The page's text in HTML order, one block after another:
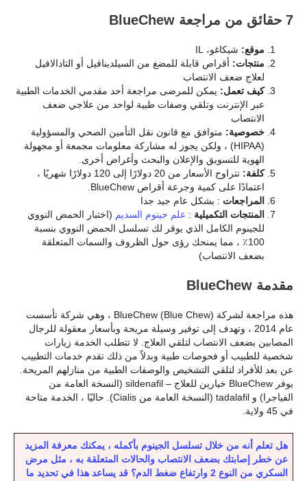
7 حقائق من مراجعة BlueChew
موقع: شيكاغو، IL
منتجات: أقراص قابلة للمضغ من السيلدينافيل أو التادالافيل
لعلاج ضعف الانتصاب
كيف تعمل: يمكن للمرضى مراجعة أحد مقدمي الخدمات الطبية
عبر الإنترنت وتلقي وصفات طبية لواحد من علاجي ضعف
الانتصاب
خصوصية: متوافق مع قانون نقل التأمين الصحي والمسؤولية
(HIPAA) ، ولكن يجوز له مشاركة معلومات مجمعة أو مجهولة
الهوية للتسويق والإعلان والبحث وأغراض أخرى.
كلفة:
تتراوح الأسعار من 20 دولارًا إلى 120 دولارًا شهريًا ،
اعتمادًا على كمية وجرعة أقراص BlueChew.
المراجعات : بشكل عام جيد جدا
المنتجات التكميلية : علم جينوم السديم (اختبار الحمض النووي
للجينوم الكامل الذي يوفر لك تسلسل الحمض النووي بنسبة
100٪ ، مما يمنحك رؤى حول الظروف والسمات المتعلقة
بضعف الانتصاب)
مقدمة BlueChew
هذه مراجعة لشركة BlueChew (Blue Chew) ، وهي شركة تأسست
عام 2014 ، وتهدف إلى توفير وسيلة مريحة وبأسعار معقولة للرجال
المصابين بضعف الانتصاب لتلقي العلاج. لا تتطلب الخدمة زيارات
شخصية للطبيب أو فحوصات طبية وبدلاً من ذلك تقدم خدمات التطبيب
عن بعد للأفراد لتلقي التشخيص والوصفات الطبية من منازلهم المريحة.
يوفر BlueChew خيارين للعلاج – sildenafil (النسخة العامة من
الفياجرا) و tadalafil (النسخة العامة من Cialis). حاليًا ، الخدمة متاحة
في 45 ولاية.
هل تعلم أنه من خلال تسلسل الجينوم بأكمله ، يمكنك معرفة المزيد
عن خطر إصابتك بضعف الانتصاب والحالات المتعلقة به ، مثل مرض
السكري من النوع 2 وارتفاع ضغط الدم؟ قد يساعد هذا في تحديد ما